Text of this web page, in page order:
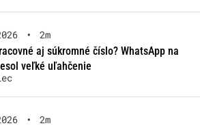
•
2m
aj súkromné číslo? WhatsApp na
veľké uľahčenie
•
2m